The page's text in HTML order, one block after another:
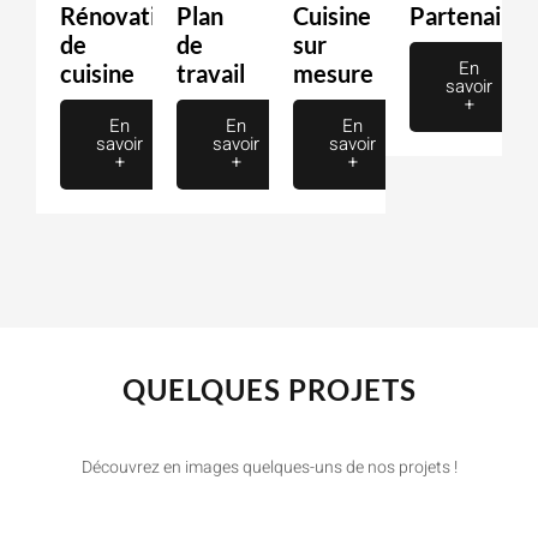
Rénovation
de
cuisine
En
savoir
+
Plan
de
travail
En
savoir
+
Cuisine
sur
mesure
En
savoir
+
Partenaire
En
savoir
+
QUELQUES PROJETS
Découvrez en images quelques-uns de nos projets !